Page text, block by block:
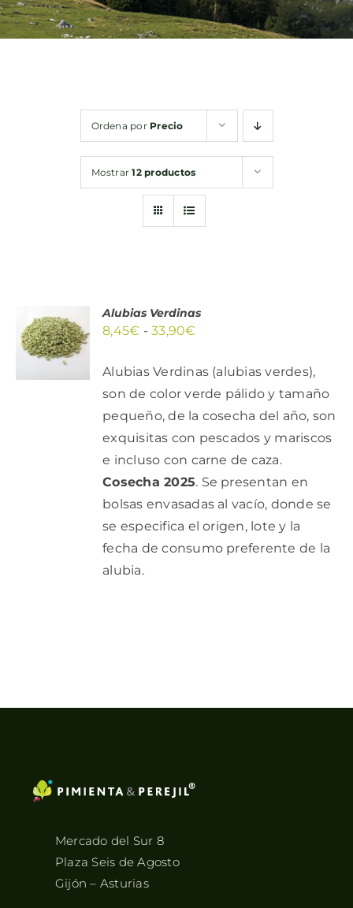
Bebidas
Ordena por Precio
Mostrar12 productos
SELECCIONAR
OPCIONES
ESTE
PRODUCTO
TIENE
MÚLTIPLES
VARIANTES.
OPCIONES
PRODUCTO
/
DETALLES
Alubias Verdinas
8,45€ - 33,90€
precios:
desde
8,45€
hasta
33,90€
Alubias Verdinas (alubias verdes),
son de color verde pálido y tamaño
pequeño, de la cosecha del año, son
exquisitas con pescados y mariscos
e incluso con carne de caza.
Cosecha 2025. Se presentan en
bolsas envasadas al vacío, donde se
se especifica el origen, lote y la
fecha de consumo preferente de la
alubia.
Mercado del Sur 8
Plaza Seis de Agosto
Gijón – Asturias